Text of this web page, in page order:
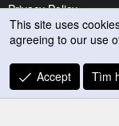
Privacy Policy
Trợ giúp
R
S
This site uses
agreeing to our use
Accept Tìm